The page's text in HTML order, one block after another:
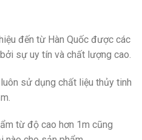
đến từ Hàn Quốc được các
sự uy tín và chất lượng cao.
sử dụng chất liệu thủy tinh
từ độ cao hơn 1m cũng